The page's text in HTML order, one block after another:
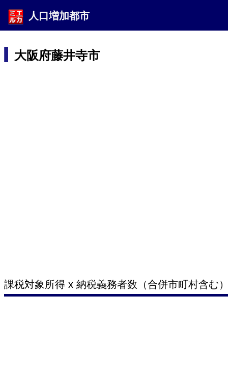
人口増加都市
大阪府藤井寺市
課税対象所得 x 納税義務者数（合併市町村含む